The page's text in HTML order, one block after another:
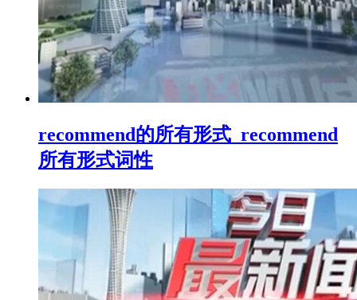
recommend的所有形式_recommend
所有形式词性